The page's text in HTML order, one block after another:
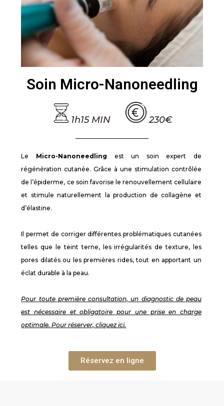
Soin Micro-Nanoneedling
1h15MIN 230€
Le Micro-Nanoneedling est un soin expert de
régénération cutanée. Grâce à une stimulation contrôlée
de l’épiderme, ce soin favorise le renouvellement cellulaire
et stimule naturellement la production de collagène et
d’élastine.
Il permet de corriger différentes problématiques cutanées
telles que le teint terne, les irrégularités de texture, les
pores dilatés ou les premières rides, tout en apportant un
éclat durable à la peau.
Pour toute premièreconsultation, un diagnostic de peau
est nécessaire et obligatoire pour une prise en charge
optimale. Pour réserver, cliquez ici.
Réservez en ligne